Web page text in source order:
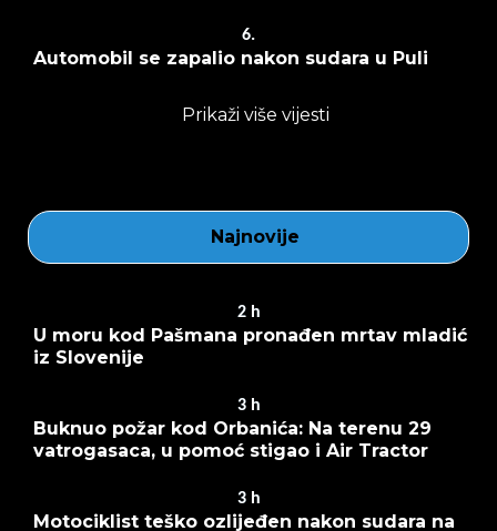
6.
Automobil se zapalio nakon sudara u Puli
Prikaži više vijesti
Najnovije
2 h
U moru kod Pašmana pronađen mrtav mladić
iz Slovenije
3 h
Buknuo požar kod Orbanića: Na terenu 29
vatrogasaca, u pomoć stigao i Air Tractor
3 h
Motociklist teško ozlijeđen nakon sudara na